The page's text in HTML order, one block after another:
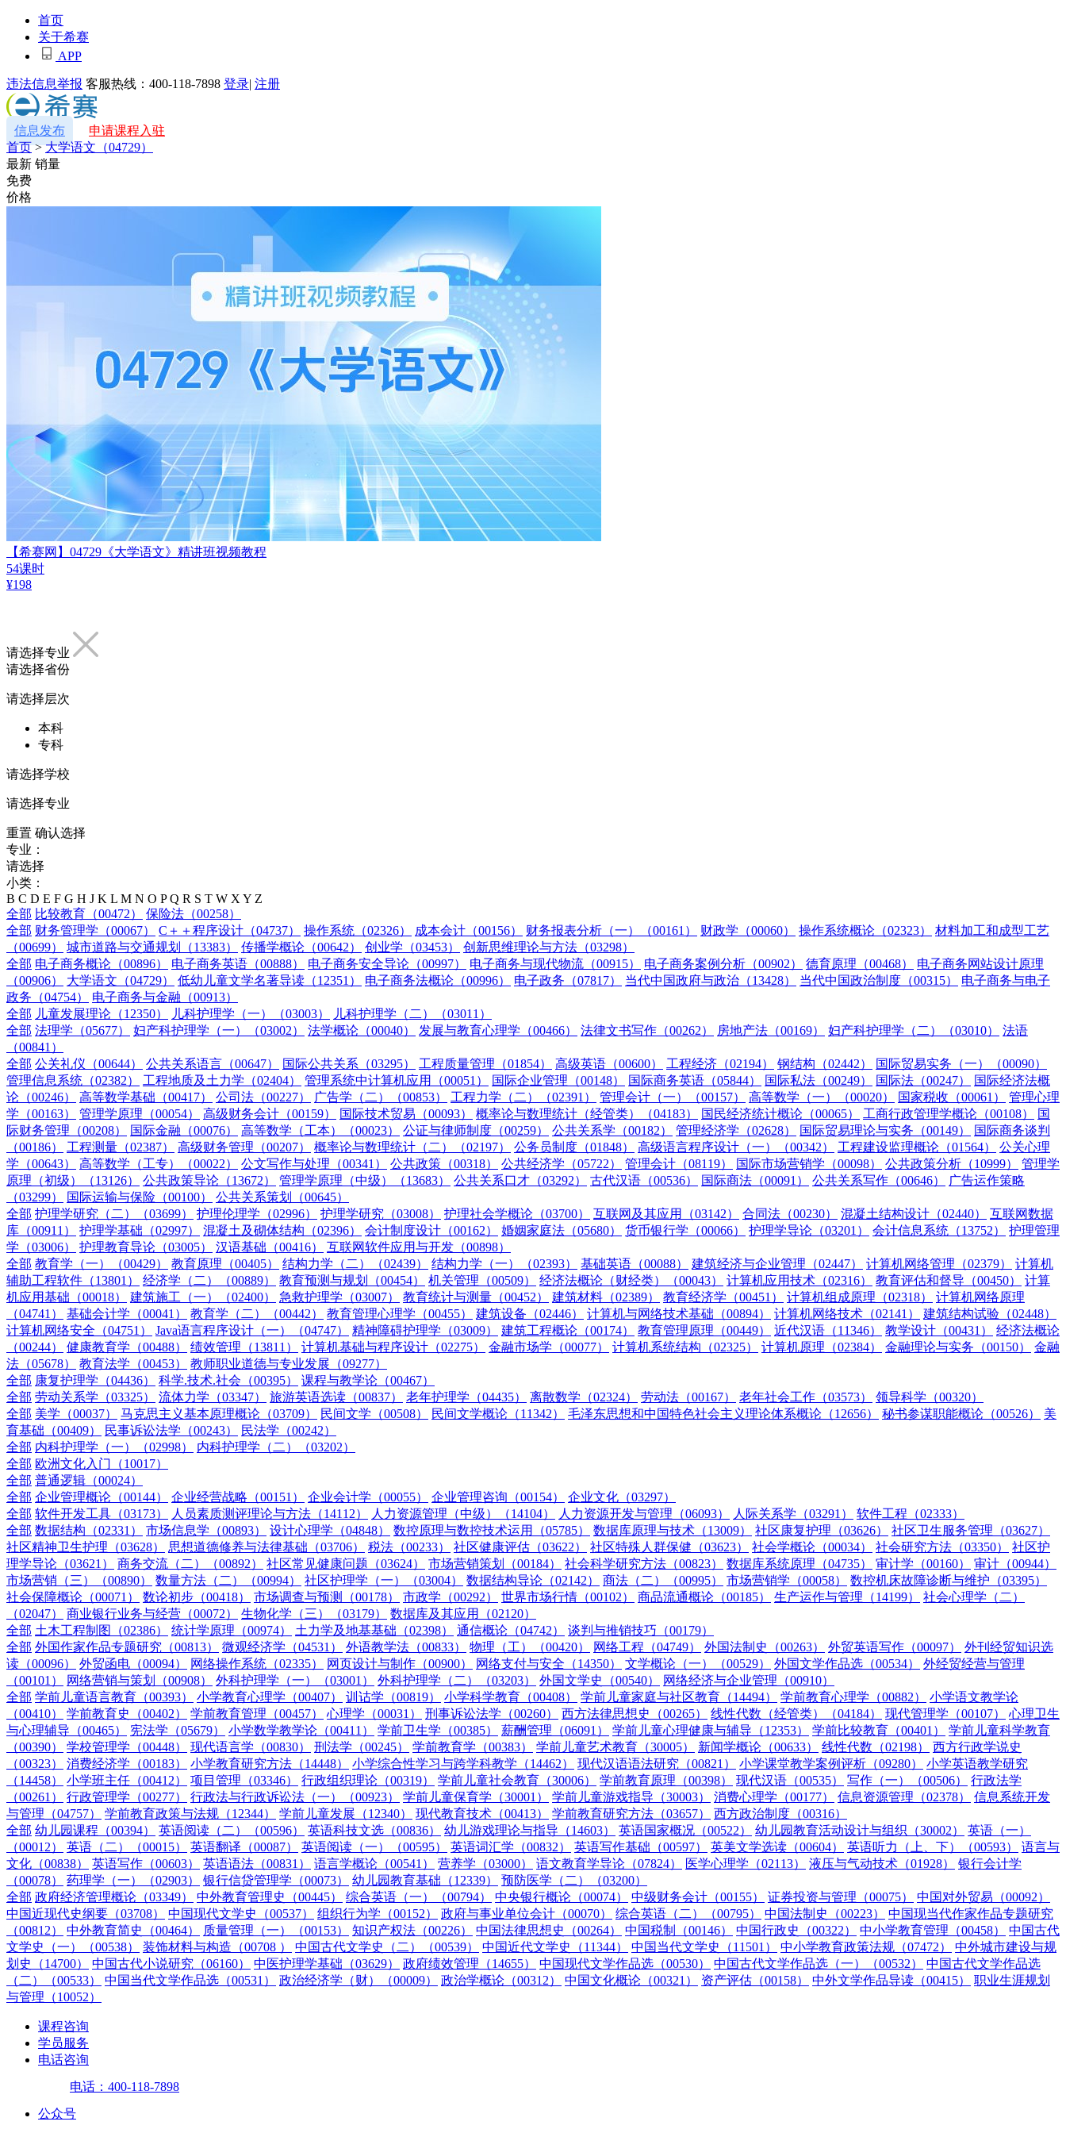
首页
关于希赛
APP
违法信息举报 客服热线：400-118-7898 登录| 注册
信息发布
申请课程入驻
首页 > 大学语文（04729）
最新 销量
免费
价格
【希赛网】04729《大学语文》精讲班视频教程
54课时
¥198
请选择专业
请选择省份
请选择层次
本科
专科
请选择学校
请选择专业
重置 确认选择
专业：
请选择
小类：
B C D E F G H J K L M N O P Q R S T W X Y Z
全部 比较教育（00472）
保险法（00258）
全部 财务管理学（00067） C＋＋程序设计（04737） 操作系统（02326） 成本会计（00156） 财务报表分析（一）（00161） 财政学（00060） 操作系统概论（02323）
材料加工和成型工艺
（00699）
城市道路与交通规划（13383） 传播学概论（00642） 创业学（03453）
创新思维理论与方法（03298）
全部 电子商务概论（00896） 电子商务英语（00888） 电子商务安全导论（00997） 电子商务与现代物流（00915） 电子商务案例分析（00902） 德育原理（00468）
电子商务网站设计原理
（00906）
大学语文（04729） 低幼儿童文学名著导读（12351） 电子商务法概论（00996） 电子政务（07817） 当代中国政府与政治（13428） 当代中国政治制度（00315）
电子商务与电子
政务（04754）
电子商务与金融（00913）
全部 儿童发展理论（12350） 儿科护理学（一）（03003）
儿科护理学（二）（03011）
全部 法理学（05677） 妇产科护理学（一）（03002） 法学概论（00040） 发展与教育心理学（00466） 法律文书写作（00262） 房地产法（00169） 妇产科护理学（二）（03010）
法语
（00841）
全部 公关礼仪（00644） 公共关系语言（00647） 国际公共关系（03295） 工程质量管理（01854） 高级英语（00600） 工程经济（02194） 钢结构（02442）
国际贸易实务（一）（00090）
管理信息系统（02382）
工程地质及土力学（02404） 管理系统中计算机应用（00051） 国际企业管理（00148） 国际商务英语（05844） 国际私法（00249） 国际法（00247）
国际经济法概
论（00246）
高等数学基础（00417） 公司法（00227） 广告学（二）（00853） 工程力学（二）（02391） 管理会计（一）（00157） 高等数学（一）（00020） 国家税收（00061）
管理心理
学（00163）
管理学原理（00054） 高级财务会计（00159） 国际技术贸易（00093） 概率论与数理统计（经管类）（04183） 国民经济统计概论（00065） 工商行政管理学概论（00108）
国
际财务管理（00208）
国际金融（00076） 高等数学（工本）（00023） 公证与律师制度（00259） 公共关系学（00182） 管理经济学（02628） 国际贸易理论与实务（00149）
国际商务谈判
（00186）
工程测量（02387） 高级财务管理（00207） 概率论与数理统计（二）（02197） 公务员制度（01848） 高级语言程序设计（一）（00342） 工程建设监理概论（01564）
公关心理
学（00643）
高等数学（工专）（00022） 公文写作与处理（00341） 公共政策（00318） 公共经济学（05722） 管理会计（08119） 国际市场营销学（00098） 公共政策分析（10999）
管理学
原理（初级）（13126）
公共政策导论（13672） 管理学原理（中级）（13683） 公共关系口才（03292） 古代汉语（00536） 国际商法（00091） 公共关系写作（00646）
广告运作策略
（03299）
国际运输与保险（00100）
公共关系策划（00645）
全部 护理学研究（二）（03699） 护理伦理学（02996） 护理学研究（03008） 护理社会学概论（03700） 互联网及其应用（03142） 合同法（00230） 混凝土结构设计（02440）
互联网数据
库（00911）
护理学基础（02997） 混凝土及砌体结构（02396） 会计制度设计（00162） 婚姻家庭法（05680） 货币银行学（00066） 护理学导论（03201） 会计信息系统（13752）
护理管理
学（03006）
护理教育导论（03005） 汉语基础（00416）
互联网软件应用与开发（00898）
全部 教育学（一）（00429） 教育原理（00405） 结构力学（二）（02439） 结构力学（一）（02393） 基础英语（00088） 建筑经济与企业管理（02447） 计算机网络管理（02379）
计算机
辅助工程软件（13801）
经济学（二）（00889） 教育预测与规划（00454） 机关管理（00509） 经济法概论（财经类）（00043） 计算机应用技术（02316） 教育评估和督导（00450）
计算
机应用基础（00018）
建筑施工（一）（02400） 急救护理学（03007） 教育统计与测量（00452） 建筑材料（02389） 教育经济学（00451） 计算机组成原理（02318）
计算机网络原理
（04741）
基础会计学（00041） 教育学（二）（00442） 教育管理心理学（00455） 建筑设备（02446） 计算机与网络技术基础（00894） 计算机网络技术（02141）
建筑结构试验（02448）
计算机网络安全（04751）
Java语言程序设计（一）（04747） 精神障碍护理学（03009） 建筑工程概论（00174） 教育管理原理（00449） 近代汉语（11346） 教学设计（00431）
经济法概论
（00244）
健康教育学（00488） 绩效管理（13811） 计算机基础与程序设计（02275） 金融市场学（00077） 计算机系统结构（02325） 计算机原理（02384） 金融理论与实务（00150）
金融
法（05678）
教育法学（00453）
教师职业道德与专业发展（09277）
全部 康复护理学（04436） 科学.技术.社会（00395）
课程与教学论（00467）
全部 劳动关系学（03325） 流体力学（03347） 旅游英语选读（00837） 老年护理学（04435） 离散数学（02324） 劳动法（00167） 老年社会工作（03573）
领导科学（00320）
全部 美学（00037） 马克思主义基本原理概论（03709） 民间文学（00508） 民间文学概论（11342） 毛泽东思想和中国特色社会主义理论体系概论（12656） 秘书参谋职能概论（00526）
美
育基础（00409）
民事诉讼法学（00243）
民法学（00242）
全部 内科护理学（一）（02998）
内科护理学（二）（03202）
全部 欧洲文化入门（10017）
全部 普通逻辑（00024）
全部 企业管理概论（00144） 企业经营战略（00151） 企业会计学（00055） 企业管理咨询（00154）
企业文化（03297）
全部 软件开发工具（03173） 人员素质测评理论与方法（14112） 人力资源管理（中级）（14104） 人力资源开发与管理（06093） 人际关系学（03291）
软件工程（02333）
全部 数据结构（02331） 市场信息学（00893） 设计心理学（04848） 数控原理与数控技术运用（05785） 数据库原理与技术（13009） 社区康复护理（03626）
社区卫生服务管理（03627）
社区精神卫生护理（03628）
思想道德修养与法律基础（03706） 税法（00233） 社区健康评估（03622） 社区特殊人群保健（03623） 社会学概论（00034） 社会研究方法（03350）
社区护
理学导论（03621）
商务交流（二）（00892） 社区常见健康问题（03624） 市场营销策划（00184） 社会科学研究方法（00823） 数据库系统原理（04735） 审计学（00160）
审计（00944）
市场营销（三）（00890）
数量方法（二）（00994） 社区护理学（一）（03004） 数据结构导论（02142） 商法（二）（00995） 市场营销学（00058）
数控机床故障诊断与维护（03395）
社会保障概论（00071）
数论初步（00418） 市场调查与预测（00178） 市政学（00292） 世界市场行情（00102） 商品流通概论（00185） 生产运作与管理（14199）
社会心理学（二）
（02047）
商业银行业务与经营（00072） 生物化学（三）（03179）
数据库及其应用（02120）
全部 土木工程制图（02386） 统计学原理（00974） 土力学及地基基础（02398） 通信概论（04742）
谈判与推销技巧（00179）
全部 外国作家作品专题研究（00813） 微观经济学（04531） 外语教学法（00833） 物理（工）（00420） 网络工程（04749） 外国法制史（00263） 外贸英语写作（00097）
外刊经贸知识选
读（00096）
外贸函电（00094） 网络操作系统（02335） 网页设计与制作（00900） 网络支付与安全（14350） 文学概论（一）（00529） 外国文学作品选（00534）
外经贸经营与管理
（00101）
网络营销与策划（00908） 外科护理学（一）（03001） 外科护理学（二）（03203） 外国文学史（00540）
网络经济与企业管理（00910）
全部 学前儿童语言教育（00393） 小学教育心理学（00407） 训诂学（00819） 小学科学教育（00408） 学前儿童家庭与社区教育（14494） 学前教育心理学（00882）
小学语文教学论
（00410）
学前教育史（00402） 学前教育管理（00457） 心理学（00031） 刑事诉讼法学（00260） 西方法律思想史（00265） 线性代数（经管类）（04184） 现代管理学（00107）
心理卫生
与心理辅导（00465）
宪法学（05679） 小学数学教学论（00411） 学前卫生学（00385） 薪酬管理（06091） 学前儿童心理健康与辅导（12353） 学前比较教育（00401）
学前儿童科学教育
（00390）
学校管理学（00448） 现代语言学（00830） 刑法学（00245） 学前教育学（00383） 学前儿童艺术教育（30005） 新闻学概论（00633） 线性代数（02198）
西方行政学说史
（00323）
消费经济学（00183） 小学教育研究方法（14448） 小学综合性学习与跨学科教学（14462） 现代汉语语法研究（00821） 小学课堂教学案例评析（09280）
小学英语教学研究
（14458）
小学班主任（00412） 项目管理（03346） 行政组织理论（00319） 学前儿童社会教育（30006） 学前教育原理（00398） 现代汉语（00535） 写作（一）（00506）
行政法学
（00261）
行政管理学（00277） 行政法与行政诉讼法（一）（00923） 学前儿童保育学（30001） 学前儿童游戏指导（30003） 消费心理学（00177） 信息资源管理（02378）
信息系统开发
与管理（04757）
学前教育政策与法规（12344） 学前儿童发展（12340） 现代教育技术（00413） 学前教育研究方法（03657）
西方政治制度（00316）
全部 幼儿园课程（00394） 英语阅读（二）（00596） 英语科技文选（00836） 幼儿游戏理论与指导（14603） 英语国家概况（00522） 幼儿园教育活动设计与组织（30002）
英语（一）
（00012）
英语（二）（00015） 英语翻译（00087） 英语阅读（一）（00595） 英语词汇学（00832） 英语写作基础（00597） 英美文学选读（00604） 英语听力（上、下）（00593）
语言与
文化（00838）
英语写作（00603） 英语语法（00831） 语言学概论（00541） 营养学（03000） 语文教育学导论（07824） 医学心理学（02113） 液压与气动技术（01928）
银行会计学
（00078）
药理学（一）（02903） 银行信贷管理学（00073） 幼儿园教育基础（12339）
预防医学（二）（03200）
全部 政府经济管理概论（03349） 中外教育管理史（00445） 综合英语（一）（00794） 中央银行概论（00074） 中级财务会计（00155） 证券投资与管理（00075）
中国对外贸易（00092）
中国近现代史纲要（03708）
中国现代文学史（00537） 组织行为学（00152） 政府与事业单位会计（00070） 综合英语（二）（00795） 中国法制史（00223）
中国现当代作家作品专题研究
（00812）
中外教育简史（00464） 质量管理（一）（00153） 知识产权法（00226） 中国法律思想史（00264） 中国税制（00146） 中国行政史（00322） 中小学教育管理（00458）
中国古代
文学史（一）（00538）
装饰材料与构造（00708 ） 中国古代文学史（二）（00539） 中国近代文学史（11344） 中国当代文学史（11501） 中小学教育政策法规（07472）
中外城市建设与规
划史（14700）
中国古代小说研究（06160） 中医护理学基础（03629） 政府绩效管理（14655） 中国现代文学作品选（00530） 中国古代文学作品选（一）（00532）
中国古代文学作品选
（二）（00533）
中国当代文学作品选（00531） 政治经济学（财）（00009） 政治学概论（00312） 中国文化概论（00321） 资产评估（00158） 中外文学作品导读（00415）
职业生涯规划
与管理（10052）
课程咨询
学员服务
电话咨询
电话：400-118-7898
公众号